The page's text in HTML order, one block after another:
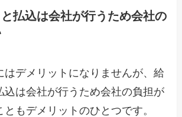
払込は会社が行うため会社の
はデメリットになりませんが、給
込は会社が行うため会社の負担が
もデメリットのひとつです。